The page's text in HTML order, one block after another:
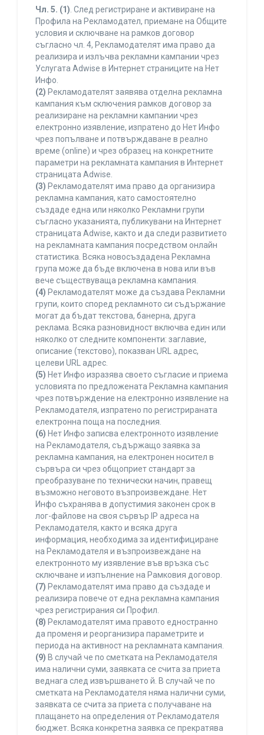
Чл. 5. (1). След регистриране и активиране на
Профила на Рекламодател, приемане на Общите
условия и сключване на рамков договор
съгласно чл. 4, Рекламодателят има право да
реализира и излъчва рекламни кампании чрез
Услугата Adwise в Интернет страниците на Нет
Инфо.
(2) Рекламодателят заявява отделна рекламна
кампания към сключения рамков договор за
реализиране на рекламни кампании чрез
електронно изявление, изпратено до Нет Инфо
чрез попълване и потвърждаване в реално
време (online) и чрез образец на конкретните
параметри на рекламната кампания в Интернет
страницата Adwise.
(3) Рекламодателят има право да организира
рекламна кампания, като самостоятелно
създаде една или няколко Рекламни групи
съгласно указанията, публикувани на Интернет
страницата Adwise, както и да следи развитието
на рекламната кампания посредством онлайн
статистика. Всяка новосъздадена Рекламна
група може да бъде включена в нова или във
вече съществуваща рекламна кампания.
(4) Рекламодателят може да създава Рекламни
групи, които според рекламното си съдържание
могат да бъдат текстова, банерна, друга
реклама. Всяка разновидност включва един или
няколко от следните компоненти: заглавие,
описание (текстово), показван URL адрес,
целеви URL адрес.
(5) Нет Инфо изразява своето съгласие и приема
условията по предложената Рекламна кампания
чрез потвърждение на електронно изявление на
Рекламодателя, изпратено по регистрираната
електронна поща на последния.
(6) Нет Инфо записва електронното изявление
на Рекламодателя, съдържащо заявка за
рекламна кампания, на електронен носител в
сървъра си чрез общоприет стандарт за
преобразуване по технически начин, правещ
възможно неговото възпроизвеждане. Нет
Инфо съхранява в допустимия законен срок в
лог-файлове на своя сървър IP адреса на
Рекламодателя, както и всяка друга
информация, необходима за идентифициране
на Рекламодателя и възпроизвеждане на
електронното му изявление във връзка със
сключване и изпълнение на Рамковия договор.
(7) Рекламодателят има право да създаде и
реализира повече от една рекламна кампания
чрез регистрирания си Профил.
(8) Рекламодателят има правото едностранно
да променя и реорганизира параметрите и
периода на активност на рекламната кампания.
(9) В случай че по сметката на Рекламодателя
има налични суми, заявката се счита за приета
веднага след извършването й. В случай че по
сметката на Рекламодателя няма налични суми,
заявката се счита за приета с получаване на
плащането на определения от Рекламодателя
бюджет. Всяка конкретна заявка се прекратява